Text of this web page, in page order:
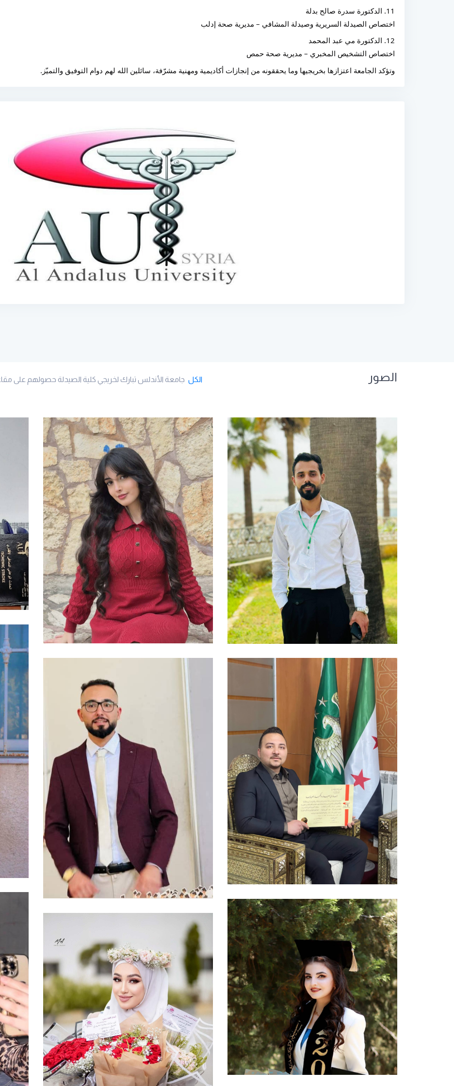
11. الدكتورة سدرة صالح بدلة
اختصاص الصيدلة السريرية وصيدلة المشافي – مديرية صحة إدلب
12. الدكتورة مي عبد المحمد
اختصاص التشخيص المخبري – مديرية صحة حمص
وتؤكد الجامعة اعتزازها بخريجيها وما يحققونه من إنجازات أكاديمية ومهنية مشرّفة، سائلين الله لهم دوام التوفيق والتميّز.
الصور الكل جامعة الأندلس تبارك لخريجي كلية الصيدلة حصولهم على